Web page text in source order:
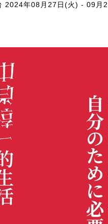
2024年08月27日(火) - 09月